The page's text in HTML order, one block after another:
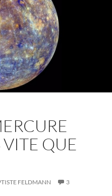
QUE
FELDMANN
3